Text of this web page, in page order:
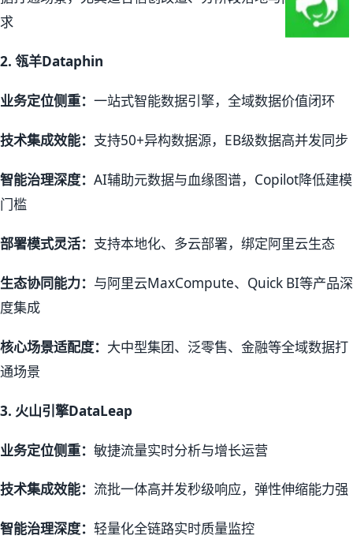
求
2. 瓴羊Dataphin
业务定位侧重： 一站式智能数据引擎，全域数据价值闭环
技术集成效能： 支持50+异构数据源，EB级数据高并发同步
智能治理深度： AI辅助元数据与血缘图谱，Copilot降低建模
门槛
部署模式灵活： 支持本地化、多云部署，绑定阿里云生态
生态协同能力： 与阿里云MaxCompute、Quick BI等产品深
度集成
核心场景适配度： 大中型集团、泛零售、金融等全域数据打
通场景
3. 火山引擎DataLeap
业务定位侧重： 敏捷流量实时分析与增长运营
技术集成效能： 流批一体高并发秒级响应，弹性伸缩能力强
智能治理深度： 轻量化全链路实时质量监控